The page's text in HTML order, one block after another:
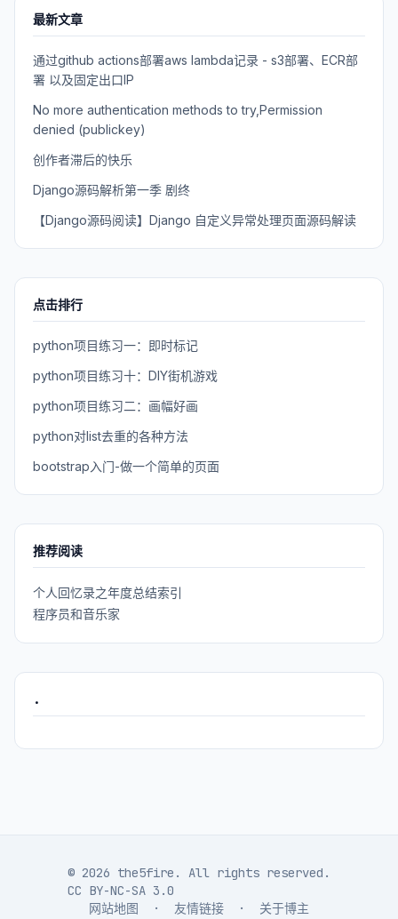
最新文章
通过github actions部署aws lambda记录 - s3部署、ECR部
署 以及固定出口IP
No more authentication methods to try,Permission
denied (publickey)
创作者滞后的快乐
Django源码解析第一季 剧终
【Django源码阅读】Django 自定义异常处理页面源码解读
点击排行
python项目练习一：即时标记
python项目练习十：DIY街机游戏
python项目练习二：画幅好画
python对list去重的各种方法
bootstrap入门-做一个简单的页面
推荐阅读
个人回忆录之年度总结索引
程序员和音乐家
.
© 2026 the5fire. All rights reserved.
CC BY-NC-SA 3.0
网站地图 · 友情链接 · 关于博主